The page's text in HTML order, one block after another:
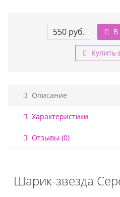
550 руб. В
Купить
Описание
Характеристики
Отзывы (0)
Шарик-звезда